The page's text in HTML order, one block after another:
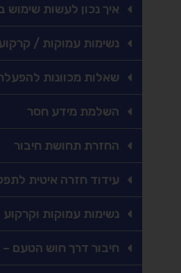
איך נכון לעשות שימוש
נשימות עמוקות /
שאלות מכוונות
השלמת מידע חסר
החזרת תחושת חיבור
עידוד חזרה איטית
נשימות עמוקות וקרקוע
חיבור דרך חוש הטעם